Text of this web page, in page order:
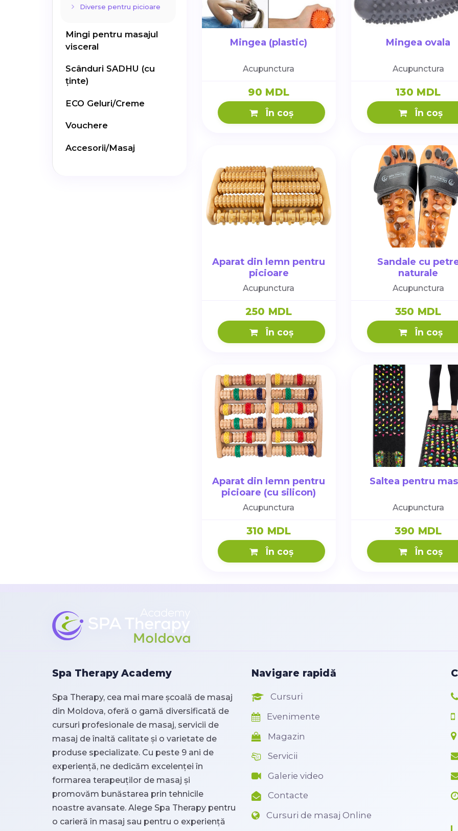
Diverse pentru picioare
Mingi pentru masajul
visceral
Scânduri SADHU (cu
ținte)
ECO Geluri/Creme
Vouchere
Accesorii/Masaj
Mingea (plastic)
Acupunctura
90 MDL
În coș
Mingea ovala
Acupunctura
130 MDL
În coș
Aparat din lemn pentru
picioare
Acupunctura
250 MDL
În coș
Sandale cu
naturale
Acupunctura
350 MDL
În coș
Aparat din lemn pentru
picioare (cu silicon)
Acupunctura
310 MDL
În coș
Saltea pentru
Acupunctura
390 MDL
În coș
Spa Therapy Academy
Spa Therapy, cea mai mare școală de masaj
din Moldova, oferă o gamă diversificată de
cursuri profesionale de masaj, servicii de
masaj de înaltă calitate și o varietate de
produse specializate. Cu peste 9 ani de
experiență, ne dedicăm excelenței în
formarea terapeuților de masaj și
promovăm bunăstarea prin tehnicile
noastre avansate. Alege Spa Therapy pentru
o carieră în masaj sau pentru o experiență
Navigare rapidă
Cursuri
Evenimente
Magazin
Servicii
Galerie video
Contacte
Cursuri de masaj Online